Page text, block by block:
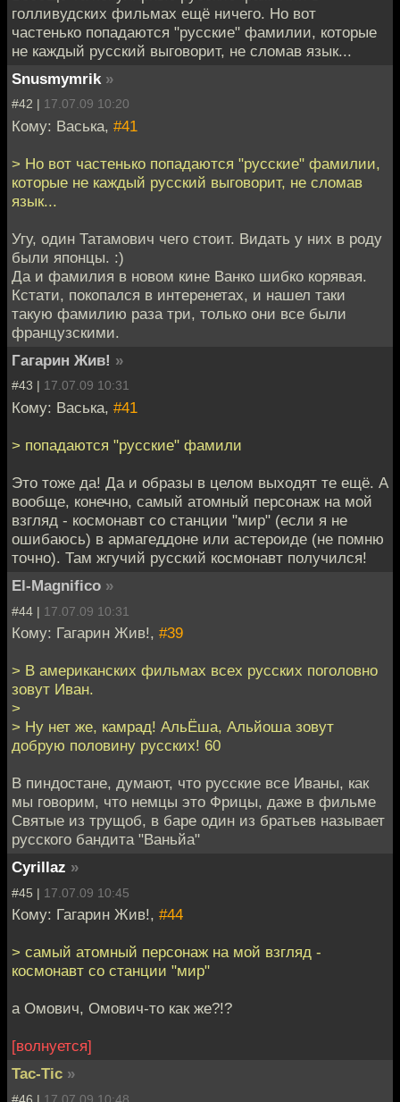
голливудских фильмах ещё ничего. Но вот
частенько попадаются "русские" фамилии, которые
не каждый русский выговорит, не сломав язык...
Snusmymrik »
#42 | 17.07.09 10:20
Кому: Васька, #41
> Но вот частенько попадаются "русские" фамилии,
которые не каждый русский выговорит, не сломав
язык...
Угу, один Татамович чего стоит. Видать у них в роду
были японцы. :)
Да и фамилия в новом кине Ванко шибко корявая.
Кстати, покопался в интеренетах, и нашел таки
такую фамилию раза три, только они все были
французскими.
Гагарин Жив! »
#43 | 17.07.09 10:31
Кому: Васька, #41
> попадаются "русские" фамили
Это тоже да! Да и образы в целом выходят те ещё. А
вообще, конечно, самый атомный персонаж на мой
взгляд - космонавт со станции "мир" (если я не
ошибаюсь) в армагеддоне или астероиде (не помню
точно). Там жгучий русский космонавт получился!
El-Magnifico »
#44 | 17.07.09 10:31
Кому: Гагарин Жив!, #39
> В американских фильмах всех русских поголовно
зовут Иван.
>
> Ну нет же, камрад! АльЁша, Альйоша зовут
добрую половину русских! 60
В пиндостане, думают, что русские все Иваны, как
мы говорим, что немцы это Фрицы, даже в фильме
Святые из трущоб, в баре один из братьев называет
русского бандита "Ваньйа"
Cyrillaz »
#45 | 17.07.09 10:45
Кому: Гагарин Жив!, #44
> самый атомный персонаж на мой взгляд -
космонавт со станции "мир"
а Омович, Омович-то как же?!?
[волнуется]
Tac-Tic »
#46 | 17.07.09 10:48